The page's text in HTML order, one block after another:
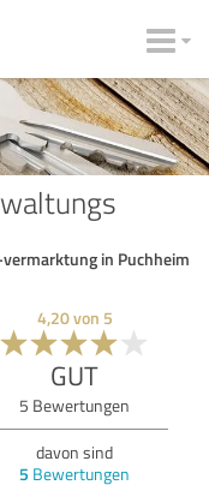
in Puchheim
4,20von 5
GUT
5 Bewertungen
davon sind
5 Bewertungen